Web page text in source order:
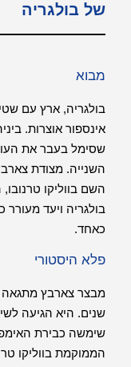
של בולגריה
מבוא
בולגריה, ארץ עם
אינספור אוצרות.
שסימל בעבר את
השנייה. מצודת
השם בווליקו
בולגריה ויעד מעורר
כאחד.
פלא היסטורי
מבצר צארבץ מתגאה
שימשה כבירת
הממוקמת בווליקו